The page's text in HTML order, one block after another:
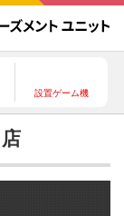
設置ゲーム機